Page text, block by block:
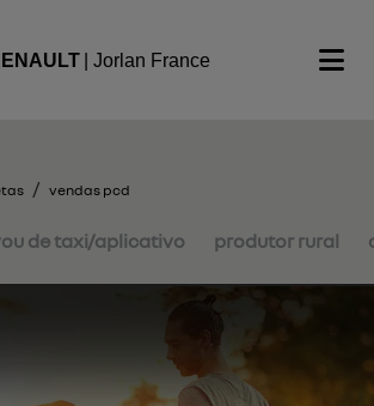
| Jorlan France
vendas pcd
de taxi/aplicativo produtor rural